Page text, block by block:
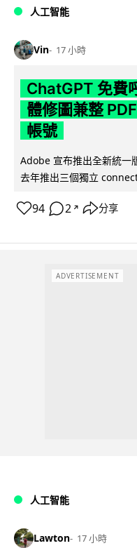
人工智能
Vin 17 小時
ChatGPT 免費
體修圖兼整
帳號
Adobe 宣布推出全新統一
去年推出三個獨立
94 2 ↗ 分享
ADVERTISEMENT
人工智能
Lawton 17 小時